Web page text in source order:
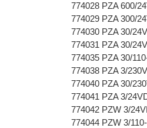
774028 PZA 600/
774029 PZA 300/
774030 PZA 30/
774031 PZA 30/
774035 PZA 30/
774038 PZA 3/
774040 PZA 30/
774041 PZA 3/
774042 PZW 3/
774044 PZW 3/